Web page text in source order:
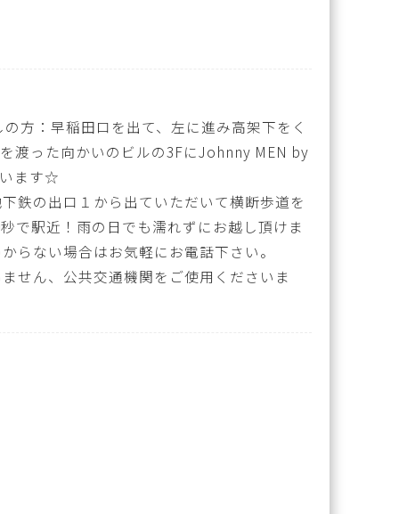
方：早稲田口を出て、左に進み高架下をく
渡った向かいのビルの3FにJohnny MEN by
ます☆
鉄の出口１から出ていただいて横断歩道を
で駅近！雨の日でも濡れずにお越し頂けま
らない場合はお気軽にお電話下さい。
せん、公共交通機関をご使用くださいま